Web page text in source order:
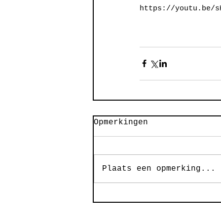
https://youtu.be/
Opmerkingen
Plaats een opmerking...